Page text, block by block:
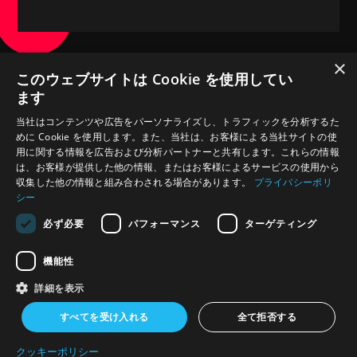
Get The First Chapter Of
"In Shape For Good" For Free
Sign Up to get access to the first chapter of “In Shape For
Good” for FREE
×
このウェブサイトは Cookie を使用してい
ます
当社はコンテンツや広告をパーソナライズし、トラフィックを分析するた
めに Cookie を使用します。また、当社は、お客様による当社サイトの使
用に関する情報を広告および分析パートナーと共有します。これらの情報
は、お客様が提供した他の情報、またはお客様によるサービスの使用から
収集した他の情報と組み合わされる場合があります。 プライバシーポリ
シー
必ず必要
パフォーマンス ターゲティング
機能性
詳細を表示
すべてを受け入れる 全て拒否する
クッキーポリシー